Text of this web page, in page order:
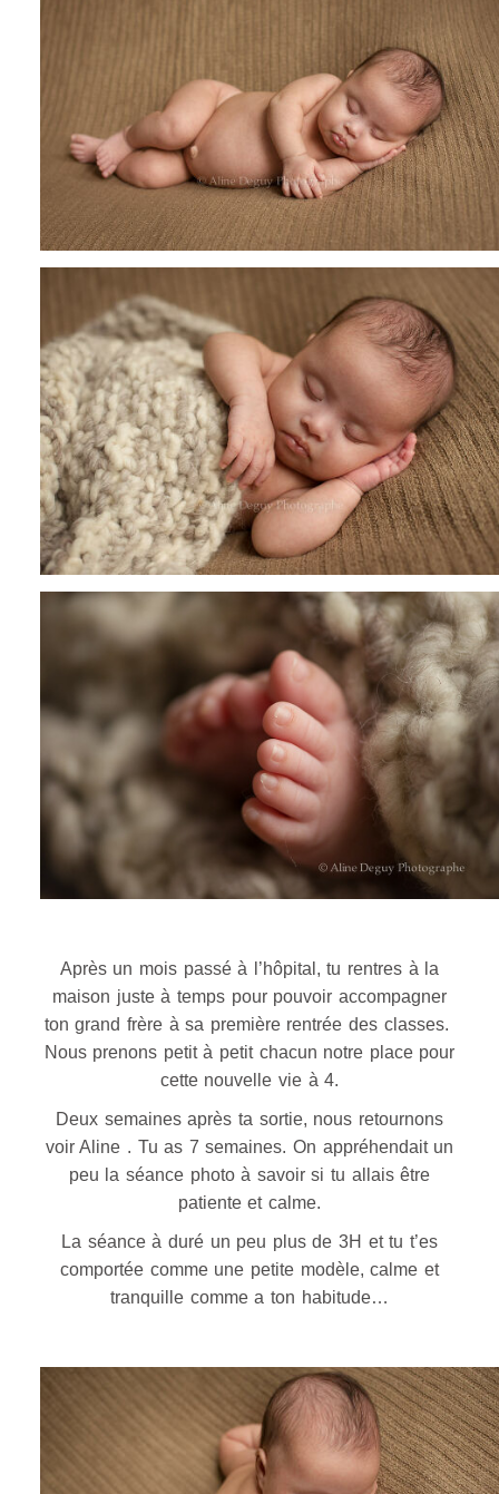
Après un mois passé à l’hôpital, tu rentres à la
maison juste à temps pour pouvoir accompagner
ton grand frère à sa première rentrée des classes.
Nous prenons petit à petit chacun notre place pour
cette nouvelle vie à 4.
Deux semaines après ta sortie, nous retournons
voir Aline . Tu as 7 semaines. On appréhendait un
peu la séance photo à savoir si tu allais être
patiente et calme.
La séance à duré un peu plus de 3H et tu t’es
comportée comme une petite modèle, calme et
tranquille comme a ton habitude…